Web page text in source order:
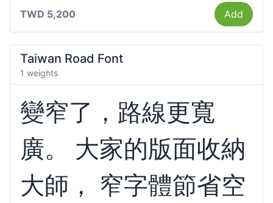
TWD 5,200 Add
Taiwan Road Font
1 weights
變窄了，路線更寬
廣。 大家的版面收納
大師， 窄字體節省空